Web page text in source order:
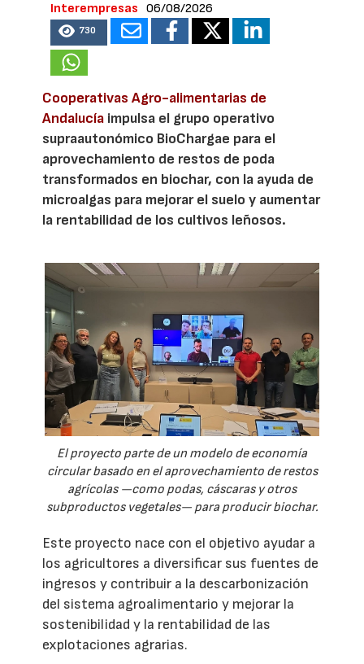
Interempresas
06/08/2026
730
Cooperativas Agro-alimentarias de
Andalucía impulsa el grupo operativo
supraautonómico BioChargae para el
aprovechamiento de restos de poda
transformados en biochar, con la ayuda de
microalgas para mejorar el suelo y aumentar
la rentabilidad de los cultivos leñosos.
El proyecto parte de un modelo de economía
circular basado en el aprovechamiento de restos
agrícolas —como podas, cáscaras y otros
subproductos vegetales— para producir biochar.
Este proyecto nace con el objetivo ayudar a
los agricultores a diversificar sus fuentes de
ingresos y contribuir a la descarbonización
del sistema agroalimentario y mejorar la
sostenibilidad y la rentabilidad de las
explotaciones agrarias.